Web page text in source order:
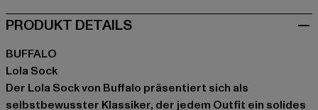
PRODUKT DETAILS
BUFFALO
Lola Sock
Der Lola Sock von Buffalo präsentiert sich als
selbstbewusster Klassiker, der jedem Outfit ein solides